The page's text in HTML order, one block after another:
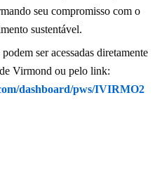
seu compromisso com o
sustentável.
ser acessadas diretamente
Virmond ou pelo link:
dashboard/pws/IVIRMO2